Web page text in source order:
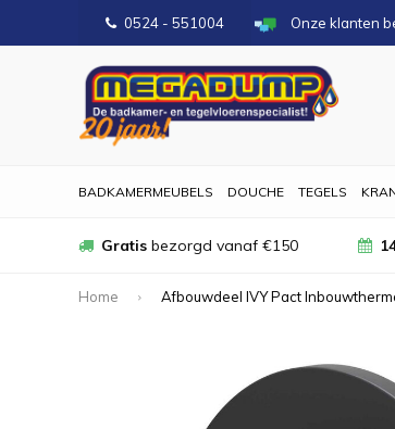
0524 - 551004 Onze klanten
BADKAMERMEUBELS DOUCHE TEGELS
Gratis bezorgd vanaf €150
Home Afbouwdeel IVY Pact